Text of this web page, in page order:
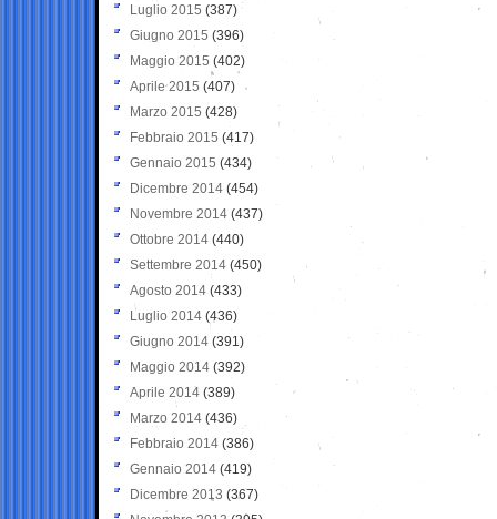
Luglio 2015 (387)
Giugno 2015 (396)
Maggio 2015 (402)
Aprile 2015 (407)
Marzo 2015 (428)
Febbraio 2015 (417)
Gennaio 2015 (434)
Dicembre 2014 (454)
Novembre 2014 (437)
Ottobre 2014 (440)
Settembre 2014 (450)
Agosto 2014 (433)
Luglio 2014 (436)
Giugno 2014 (391)
Maggio 2014 (392)
Aprile 2014 (389)
Marzo 2014 (436)
Febbraio 2014 (386)
Gennaio 2014 (419)
Dicembre 2013 (367)